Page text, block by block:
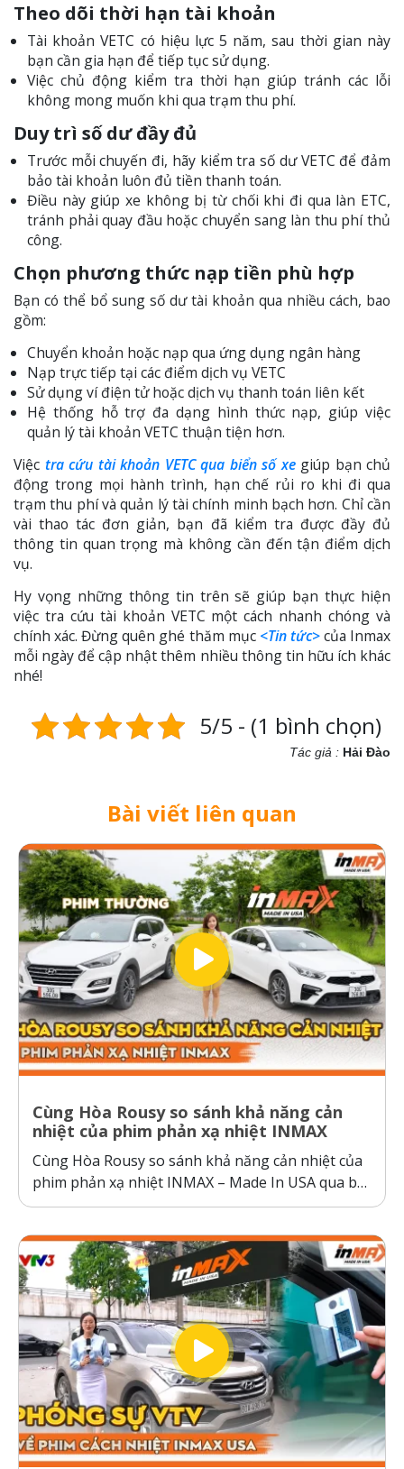
Theo dõi thời hạn tài khoản
Tài khoản VETC có hiệu lực 5 năm, sau thời gian này
bạn cần gia hạn để tiếp tục sử dụng.
Việc chủ động kiểm tra thời hạn giúp tránh các lỗi
không mong muốn khi qua trạm thu phí.
Duy trì số dư đầy đủ
Trước mỗi chuyến đi, hãy kiểm tra số dư VETC để đảm
bảo tài khoản luôn đủ tiền thanh toán.
Điều này giúp xe không bị từ chối khi đi qua làn ETC,
tránh phải quay đầu hoặc chuyển sang làn thu phí thủ
công.
Chọn phương thức nạp tiền phù hợp
Bạn có thể bổ sung số dư tài khoản qua nhiều cách, bao
gồm:
Chuyển khoản hoặc nạp qua ứng dụng ngân hàng
Nạp trực tiếp tại các điểm dịch vụ VETC
Sử dụng ví điện tử hoặc dịch vụ thanh toán liên kết
Hệ thống hỗ trợ đa dạng hình thức nạp, giúp việc
quản lý tài khoản VETC thuận tiện hơn.
Việc tra cứu tài khoản VETC qua biển số xe giúp bạn chủ
động trong mọi hành trình, hạn chế rủi ro khi đi qua
trạm thu phí và quản lý tài chính minh bạch hơn. Chỉ cần
vài thao tác đơn giản, bạn đã kiểm tra được đầy đủ
thông tin quan trọng mà không cần đến tận điểm dịch
vụ.
Hy vọng những thông tin trên sẽ giúp bạn thực hiện
việc tra cứu tài khoản VETC một cách nhanh chóng và
chính xác. Đừng quên ghé thăm mục <Tin tức>của Inmax
mỗi ngày để cập nhật thêm nhiều thông tin hữu ích khác
nhé!
5/5 - (1 bình chọn)
Tác giả : Hải Đào
Bài viết liên quan
Cùng Hòa Rousy so sánh khả năng cản
nhiệt của phim phản xạ nhiệt INMAX
Cùng Hòa Rousy so sánh khả năng cản nhiệt của
phim phản xạ nhiệt INMAX – Made In USA qua bài
kiểm tra so sánh trực diện đầy thuyết phục.
thường hoạt động theo cơ chế giữ nhiệt trên
kính,...